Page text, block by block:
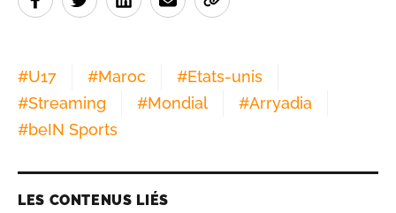
#U17 #Maroc #Etats-unis
#Streaming #Mondial #Arryadia
#beIN Sports
LES CONTENUS LIÉS